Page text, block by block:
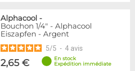
39
1
94
280
Alphacool -
Bouchon 1/4" - Alphacool
Eiszapfen - Argent
5/5 - 4 avis
2,65 €
En stock
Expédition immédiate